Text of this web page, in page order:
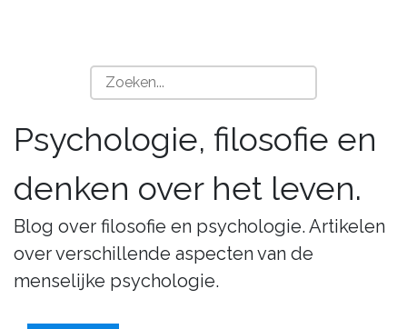
Psychologie, filosofie en
denken over het leven.
Blog over filosofie en psychologie. Artikelen
over verschillende aspecten van de
menselijke psychologie.